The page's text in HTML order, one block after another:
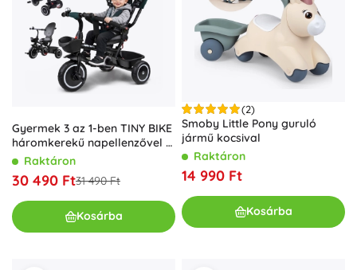
Gyermek 3 az 1-ben TINY BIKE
háromkerekű napellenzővel –
KékRaktáron
30 490 Ft31 490 Ft
Kosárba
(2)
Smoby Little Pony guruló
jármű kocsival
Raktáron
14 990 Ft
Kosárba